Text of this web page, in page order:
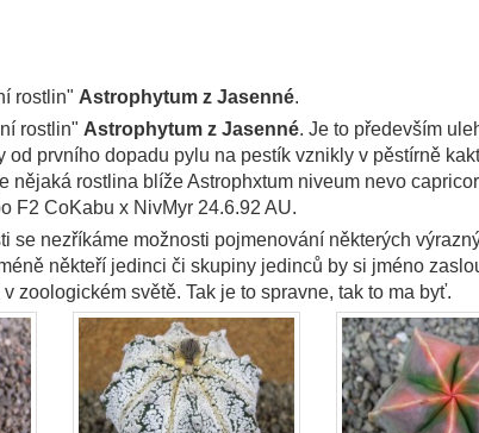
rostlin" Astrophytum z Jasenné.
rostlin" Astrophytum z Jasenné. Je to především
prvního dopadu pylu na pestík vznikly v pěstírně
nějaká rostlina blíže Astrophxtum niveum nevo
F2 CoKabu x NivMyr 24.6.92 AU.
se nezříkáme možnosti pojmenování některých
někteří jedinci či skupiny jedinců by si jméno
zoologickém světě. Tak je to spravne, tak to ma byť.